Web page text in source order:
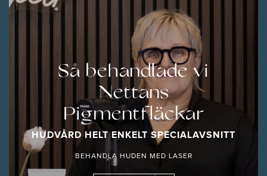
Så behandlade vi
Nettans
Pigmentfläckar
HUDVÅRD HELT ENKELT SPECIALAVSNITT
BEHANDLA HUDEN MED LASER